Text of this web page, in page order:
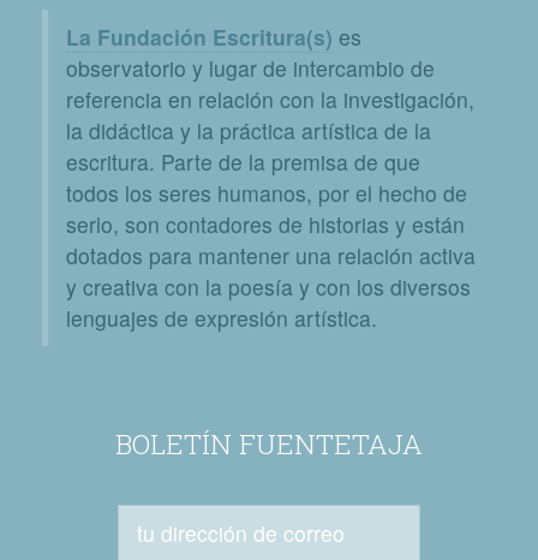
La Fundación Escritura(s) es
observatorio y lugar de intercambio de
referencia en relación con la investigación,
la didáctica y la práctica artística de la
escritura. Parte de la premisa de que
todos los seres humanos, por el hecho de
serlo, son contadores de historias y están
dotados para mantener una relación activa
y creativa con la poesía y con los diversos
lenguajes de expresión artística.
BOLETÍN FUENTETAJA